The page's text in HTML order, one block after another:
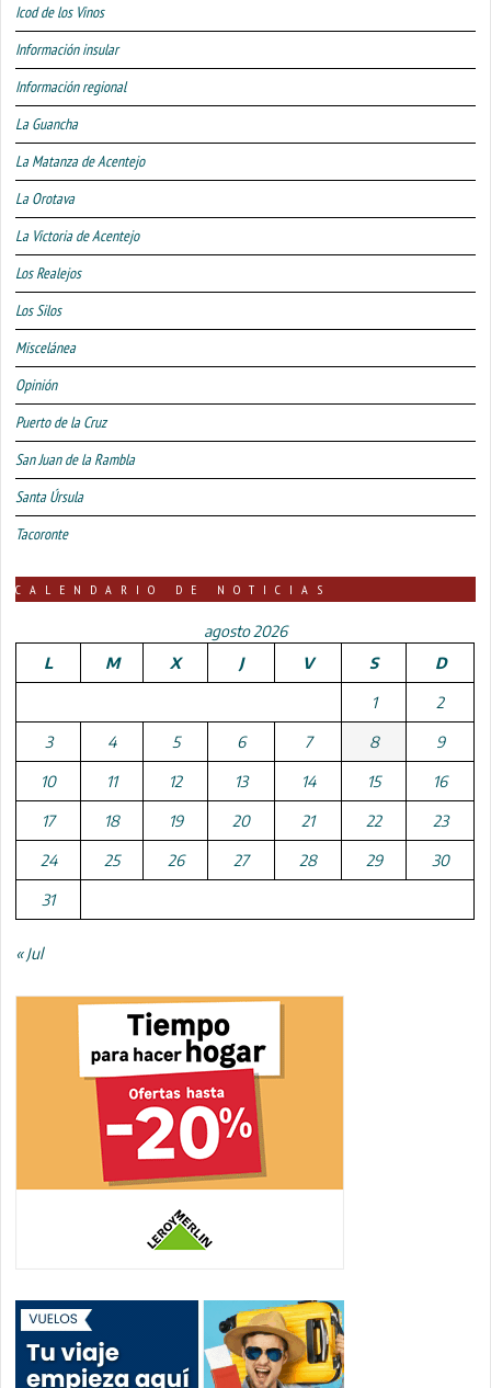
Icod de los Vinos
Información insular
Información regional
La Guancha
La Matanza de Acentejo
La Orotava
La Victoria de Acentejo
Los Realejos
Los Silos
Miscelánea
Opinión
Puerto de la Cruz
San Juan de la Rambla
Santa Úrsula
Tacoronte
CALENDARIO DE NOTICIAS
agosto 2026
L
M X J V S D
1 2
3 4 5 6 7 8 9
10 11 12 13 14 15 16
17 18 19 20 21 22 23
24 25 26 27 28 29 30
31
« Jul